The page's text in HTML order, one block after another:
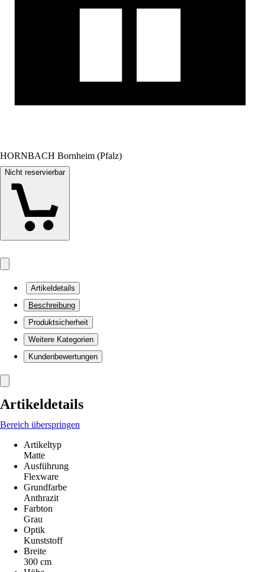
HORNBACH Bornheim (Pfalz)
Nicht reservierbar
Artikeldetails
Beschreibung
Produktsicherheit
Weitere Kategorien
Kundenbewertungen
Artikeldetails
Bereich überspringen
Artikeltyp
Matte
Ausführung
Flexware
Grundfarbe
Anthrazit
Farbton
Grau
Optik
Kunststoff
Breite
300 cm